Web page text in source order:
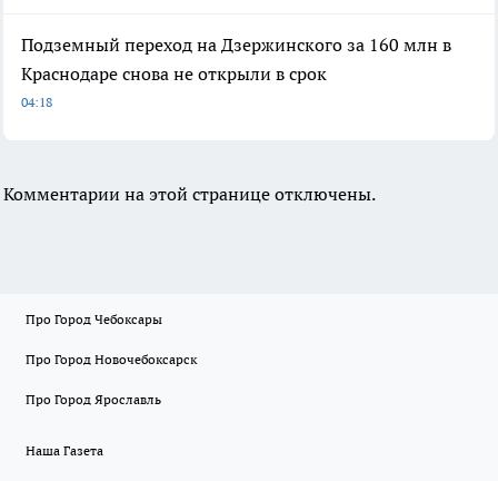
Подземный переход на Дзержинского за 160 млн в
Краснодаре снова не открыли в срок
04:18
Комментарии на этой странице отключены.
Про Город Чебоксары
Про Город Новочебоксарск
Про Город Ярославль
Наша Газета